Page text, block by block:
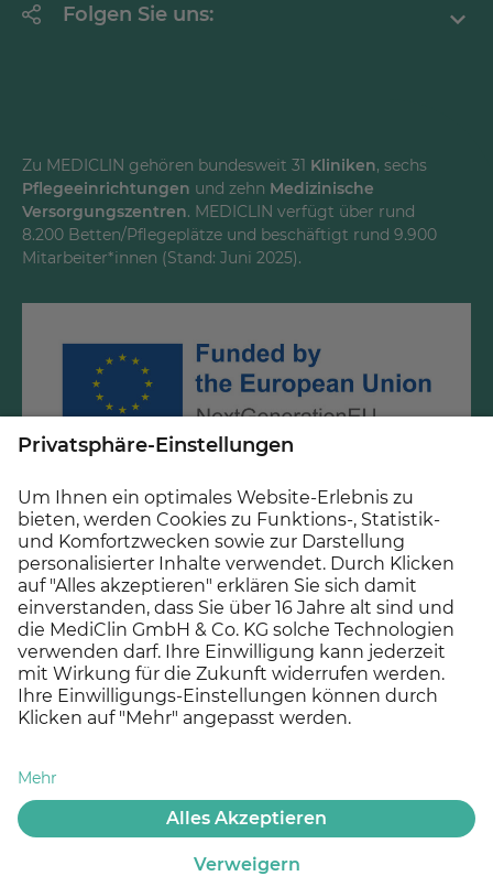
Folgen Sie uns:
Youtube
LinkedInd
Zu MEDICLIN gehören bundesweit 31 Kliniken, sechs
Pflegeeinrichtungen und zehn Medizinische
Versorgungszentren. MEDICLIN verfügt über rund
8.200 Betten/Pflegeplätze und beschäftigt rund 9.900
Mitarbeiter*innen (Stand: Juni 2025).
beim Bundesamt für Soziale Sicherung und des Landes
Hessen.
© 2026 MEDICLIN AG, Offenburg - Ein Unternehmen der
Asklepios Gruppe
Datenschutz